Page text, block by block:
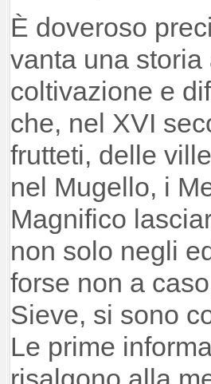
È doveroso
vanta una
coltivazione e
che, nel XVI
frutteti, delle
nel Mugello, i
Magnifico
non solo negli
forse non a
Sieve, si sono
Le prime